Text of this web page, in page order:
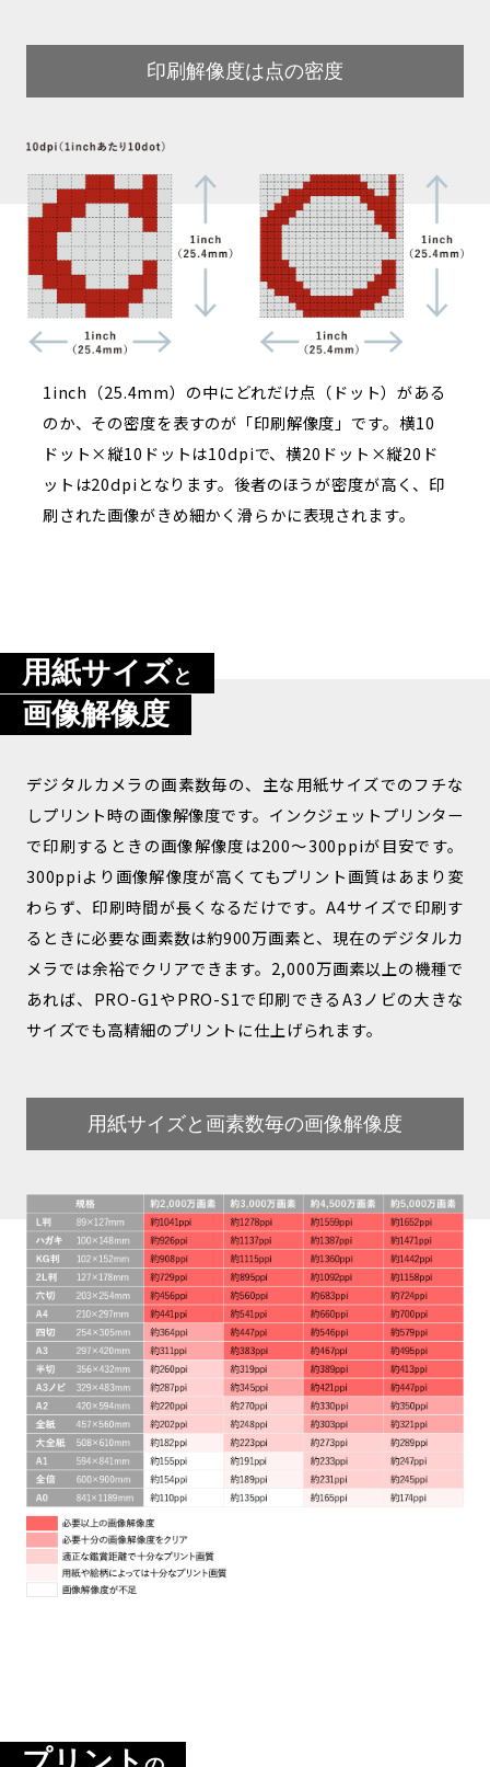
印刷解像度は点の密度
1inch（25.4mm）の中にどれだけ点（ドット）がある
のか、その密度を表すのが「印刷解像度」です。横10
ドット×縦10ドットは10dpiで、横20ドット×縦20ド
ットは20dpiとなります。後者のほうが密度が高く、印
刷された画像がきめ細かく滑らかに表現されます。
用紙サイズと
画像解像度
デジタルカメラの画素数毎の、主な用紙サイズでのフチな
しプリント時の画像解像度です。インクジェットプリンター
で印刷するときの画像解像度は200〜300ppiが目安です。
300ppiより画像解像度が高くてもプリント画質はあまり変
わらず、印刷時間が長くなるだけです。A4サイズで印刷す
るときに必要な画素数は約900万画素と、現在のデジタルカ
メラでは余裕でクリアできます。2,000万画素以上の機種で
あれば、PRO-G1やPRO-S1で印刷できるA3ノビの大きな
サイズでも高精細のプリントに仕上げられます。
用紙サイズと画素数毎の画像解像度